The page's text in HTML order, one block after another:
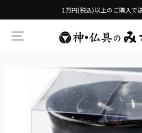
1万円(税込)以上のご購入で
TRANSLATION MISSING: